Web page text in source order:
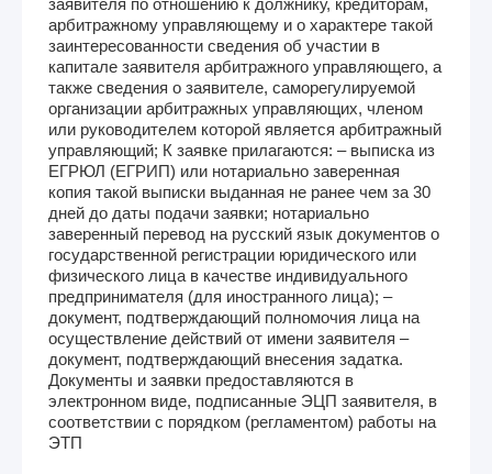
арбитражному управляющему и о характере такой
заинтересованности сведения об участии в
капитале заявителя арбитражного управляющего, а
также сведения о заявителе, саморегулируемой
организации арбитражных управляющих, членом
или руководителем которой является арбитражный
управляющий; К заявке прилагаются: – выписка из
ЕГРЮЛ (ЕГРИП) или нотариально заверенная
копия такой выписки выданная не ранее чем за 30
дней до даты подачи заявки; нотариально
заверенный перевод на русский язык документов о
государственной регистрации юридического или
физического лица в качестве индивидуального
предпринимателя (для иностранного лица); –
документ, подтверждающий полномочия лица на
осуществление действий от имени заявителя –
документ, подтверждающий внесения задатка.
Документы и заявки предоставляются в
электронном виде, подписанные ЭЦП заявителя, в
соответствии с порядком (регламентом) работы на
ЭТП